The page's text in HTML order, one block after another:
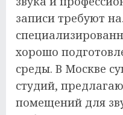
записи требуют
хорошо
среды. В Москве
студий,
помещений для